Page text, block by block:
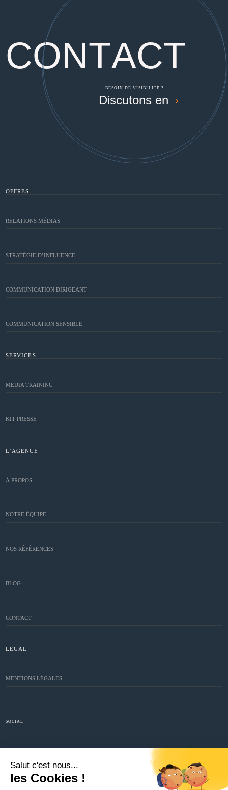
CONTACT
BESOIN DE VISIBILITÉ ?
Discutons en
OFFRES
RELATIONS MÉDIAS
STRATÉGIE D’INFLUENCE
COMMUNICATION DIRIGEANT
COMMUNICATION SENSIBLE
SERVICES
MEDIA TRAINING
KIT PRESSE
L’AGENCE
À PROPOS
NOTRE ÉQUIPE
NOS RÉFÉRENCES
BLOG
CONTACT
LEGAL
MENTIONS LÉGALES
SOCIAL